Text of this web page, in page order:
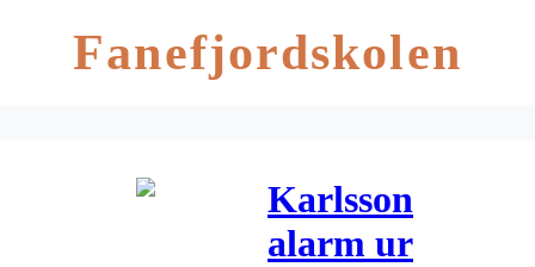
Fanefjordskolen
Karlsson
alarm ur